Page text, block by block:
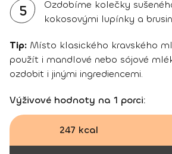
5
Ozdobíme kolečky
kokosovými lupínky a
Tip: Místo klasického kravského
použít i mandlové nebo sójové
ozdobit i jinými ingrediencemi.
Výživové hodnoty na 1 porci:
247 kcal